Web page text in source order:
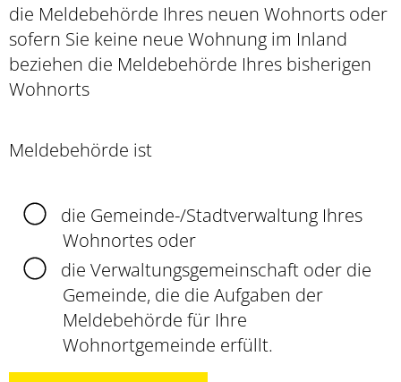
die Meldebehörde Ihres neuen Wohnorts oder
sofern Sie keine neue Wohnung im Inland
beziehen die Meldebehörde Ihres bisherigen
Wohnorts
Meldebehörde ist
die Gemeinde-/Stadtverwaltung Ihres
Wohnortes oder
die Verwaltungsgemeinschaft oder die
Gemeinde, die die Aufgaben der
Meldebehörde für Ihre
Wohnortgemeinde erfüllt.